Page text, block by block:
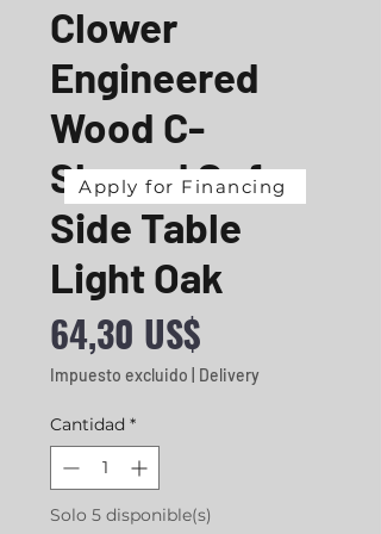
Clower
Engineered
Wood C-
Shaped Sofa
Side Table
Light Oak
64,30 US$
Impuesto excluido Delivery
Cantidad *
Solo 5 disponible(s)
Apply for Financing